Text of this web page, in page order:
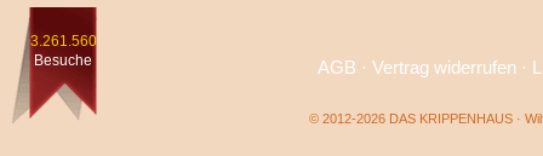
3.261.560
Besuche
AGB · Vertrag widerrufen·
© 2012-2026 DAS KRIPPENHAUS ·